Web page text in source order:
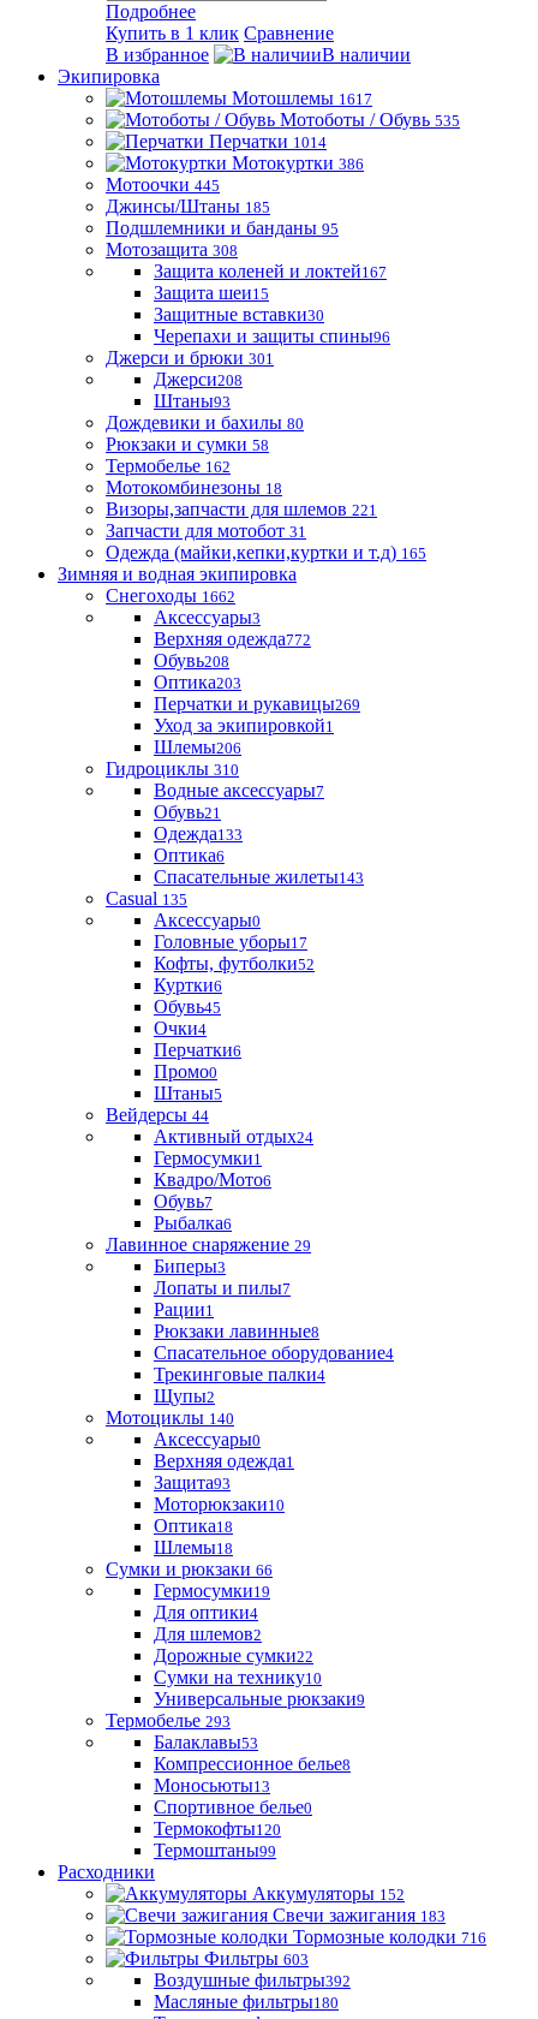
Подробнее
Купить в 1 клик Сравнение
В избранное
В наличии
Экипировка
Мотошлемы 1617
Мотоботы / Обувь 535
Перчатки 1014
Мотокуртки 386
Мотоочки 445
Джинсы/Штаны 185
Подшлемники и банданы 95
Мотозащита 308
Защита коленей и локтей167
Защита шеи15
Защитные вставки30
Черепахи и защиты спины96
Джерси и брюки 301
Джерси208
Штаны93
Дождевики и бахилы 80
Рюкзаки и сумки 58
Термобелье 162
Мотокомбинезоны 18
Визоры,запчасти для шлемов 221
Запчасти для мотобот 31
Одежда (майки,кепки,куртки и т.д) 165
Зимняя и водная экипировка
Снегоходы 1662
Аксессуары3
Верхняя одежда772
Обувь208
Оптика203
Перчатки и рукавицы269
Уход за экипировкой1
Шлемы206
Гидроциклы 310
Водные аксессуары7
Обувь21
Одежда133
Оптика6
Спасательные жилеты143
Casual 135
Аксессуары0
Головные уборы17
Кофты, футболки52
Куртки6
Обувь45
Очки4
Перчатки6
Промо0
Штаны5
Вейдерсы 44
Активный отдых24
Гермосумки1
Квадро/Мото6
Обувь7
Рыбалка6
Лавинное снаряжение 29
Биперы3
Лопаты и пилы7
Рации1
Рюкзаки лавинные8
Спасательное оборудование4
Трекинговые палки4
Щупы2
Мотоциклы 140
Аксессуары0
Верхняя одежда1
Защита93
Моторюкзаки10
Оптика18
Шлемы18
Сумки и рюкзаки 66
Гермосумки19
Для оптики4
Для шлемов2
Дорожные сумки22
Сумки на технику10
Универсальные рюкзаки9
Термобелье 293
Балаклавы53
Компрессионное белье8
Моносьюты13
Спортивное белье0
Термокофты120
Термоштаны99
Расходники
Аккумуляторы 152
Свечи зажигания 183
Тормозные колодки 716
Фильтры 603
Воздушные фильтры392
Масляные фильтры180